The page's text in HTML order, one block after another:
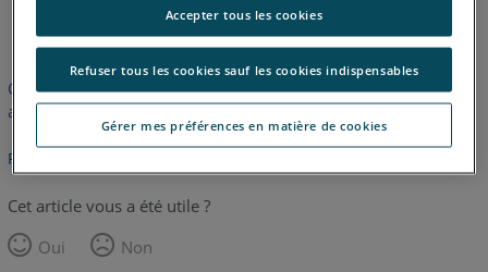
Cet article n'a pas été traduit. Cliquez ici pour voir la version
anglaise.
Retour haut de page
Cet article vous a été utile ?
Oui
Non
Gérer mes préférences en matière de cookies
Refuser tous les cookies sauf les cookies indispensables
Accepter tous les cookies